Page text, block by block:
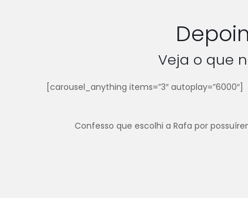
Veja o que
[carousel_anything items=”3″ autoplay=”6000″]
Confesso que escolhi a Rafa por